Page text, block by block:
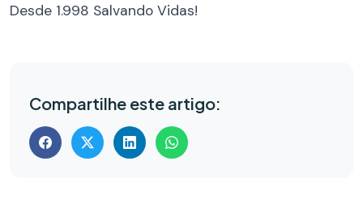
Desde 1.998 Salvando Vidas!
Compartilhe este artigo: